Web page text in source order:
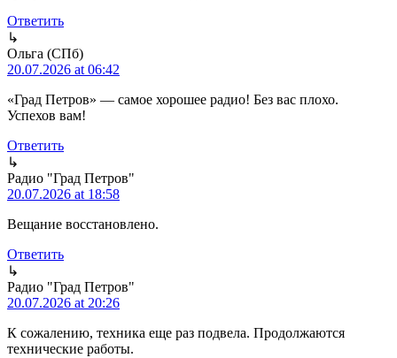
Ответить
↳
Ольга (СПб)
20.07.2026 at 06:42
«Град Петров» — самое хорошее радио! Без вас плохо.
Успехов вам!
Ответить
↳
Радио "Град Петров"
20.07.2026 at 18:58
Вещание восстановлено.
Ответить
↳
Радио "Град Петров"
20.07.2026 at 20:26
К сожалению, техника еще раз подвела. Продолжаются
технические работы.